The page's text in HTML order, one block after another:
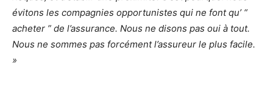
évitons les compagnies opportunistes qui ne font qu’ “
acheter ” de l’assurance. Nous ne disons pas oui à tout.
Nous ne sommes pas forcément l’assureur le plus facile.
»